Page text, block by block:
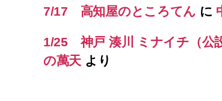
7/17 高知屋のところてん に
1/25 神戸 湊川 ミナイチ（公
の萬天 より